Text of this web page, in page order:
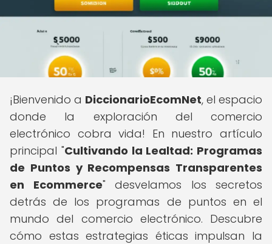
¡Bienvenido a DiccionarioEcomNet, el espacio
donde la exploración del comercio
electrónico cobra vida! En nuestro artículo
principal "Cultivando la Lealtad: Programas
de Puntos y Recompensas Transparentes
en Ecommerce" desvelamos los secretos
detrás de los programas de puntos en el
mundo del comercio electrónico. Descubre
cómo estas estrategias éticas impulsan la